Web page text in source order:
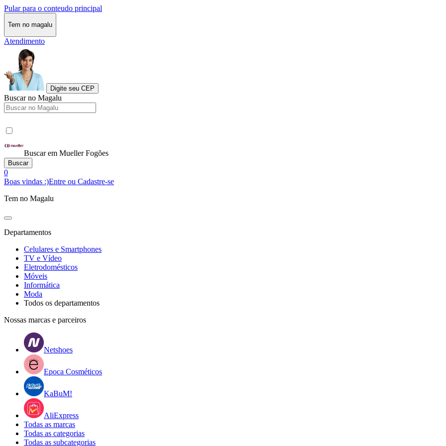
Pular para o conteudo principal
Tem no magalu
Atendimento
Digite seu CEP
Buscar no Magalu
Buscar em Mueller Fogões
Buscar
0
Boas vindas :)Entre ou Cadastre-se
Tem no Magalu
Departamentos
Celulares e Smartphones
TV e Vídeo
Eletrodomésticos
Móveis
Informática
Moda
Todos os departamentos
Nossas marcas e parceiros
Netshoes
Epoca Cosméticos
KaBuM!
AliExpress
Todas as marcas
Todas as categorias
Todas as subcategorias